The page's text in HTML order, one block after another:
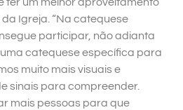
Igreja. “Na catequese
participar, não adianta
catequese específica para
muito mais visuais e
sinais para compreender.
mais pessoas para que